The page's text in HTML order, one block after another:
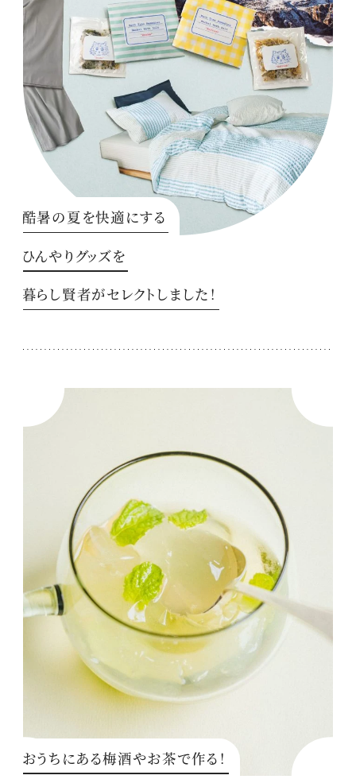
酷暑の夏を快適にする
ひんやりグッズを
暮らし賢者がセレクトしました！
おうちにある梅酒やお茶で作る！